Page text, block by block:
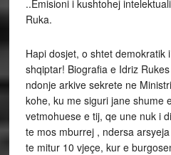
..Emisioni i kushtohej
Ruka.
Hapi dosjet, o shtet demokratik
shqiptar! Biografia e Idriz
ndonje arkive sekrete ne
kohe, ku me siguri jane shume
vetmohuese e tij, qe une nuk i
te mos mburrej , ndersa
te mitur 10 vjeçe, kur e